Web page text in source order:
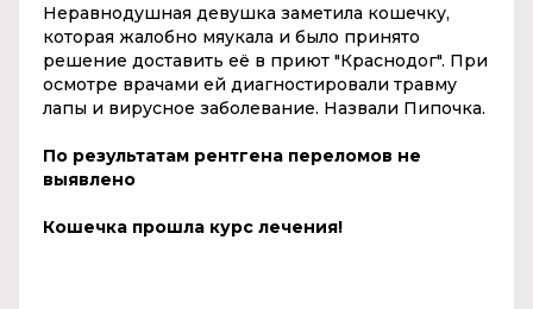
Неравнодушная девушка заметила кошечку,
которая жалобно мяукала и было принято
решение доставить её в приют "Краснодог". При
осмотре врачами ей диагностировали травму
лапы и вирусное заболевание. Назвали Пипочка.
По результатам рентгена переломов не
выявлено
Кошечка прошла курс лечения!